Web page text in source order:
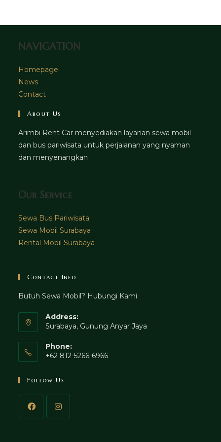
NAVIGATION
Homepage
News
Contact
About Us
Arimbi Rent Car menyediakan layanan sewa mobil
dan bus pariwisata untuk perjalanan yang nyaman
dan menyenangkan
Our Service
Sewa Bus Pariwisata
Sewa Mobil Surabaya
Rental Mobil Surabaya
Contact Info
Butuh Sewa Mobil? Hubungi Kami
Address:
Surabaya, Gunung Anyar Jaya
Phone:
+62 812-5266-6966
Follow Us